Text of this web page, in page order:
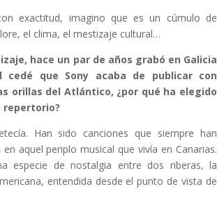
exactitud, imagino que es un cúmulo de
el clima, el mestizaje cultural…
hace un par de años grabó en Galicia
cedé que Sony acaba de publicar con
orillas del Atlántico, ¿por qué ha elegido
Han sido canciones que siempre han
aquel periplo musical que vivía en Canarias.
especie de nostalgia entre dos riberas, la
entendida desde el punto de vista de